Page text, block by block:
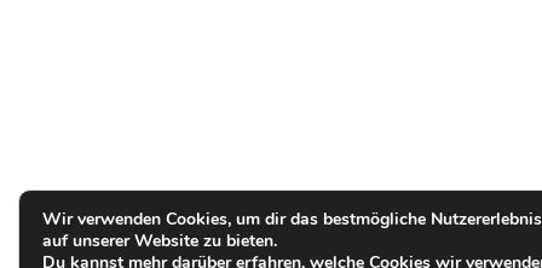
Wir verwenden Cookies, um dir das bestmögliche Nutzererlebnis
auf unserer Website zu bieten.
Du kannst mehr darüber erfahren, welche Cookies wir